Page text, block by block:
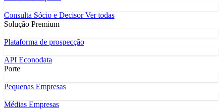
Consulta Sócio e DecisorVer todas
Solução Premium
Plataforma de prospecção
API Econodata
Porte
Pequenas Empresas
Médias Empresas